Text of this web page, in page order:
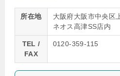
所在地
大阪府大阪市中央区
ネオス高津SS店内
TEL /
FAX
0120-359-115